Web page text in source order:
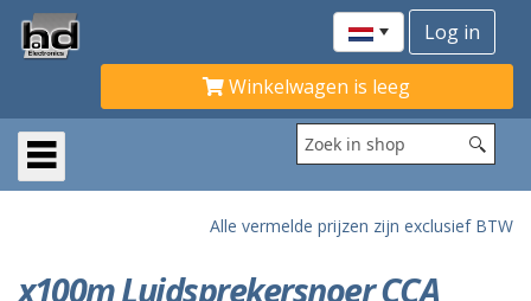
Winkelwagen is leeg
Alle vermelde prijzen zijn exclusief BTW
x100m Luidsprekersnoer CCA